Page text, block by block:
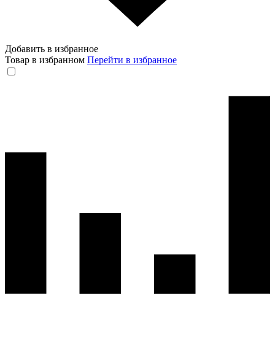
Добавить в избранное
Товар в избранном Перейти в избранное